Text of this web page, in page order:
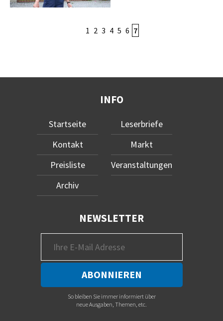
1 2 3 4 5 6 7
INFO
Startseite
Kontakt
Preisliste
Archiv
Leserbriefe
Markt
Veranstaltungen
NEWSLETTER
So bleiben Sie immer informiert über
neue Ausgaben, Themen, etc.